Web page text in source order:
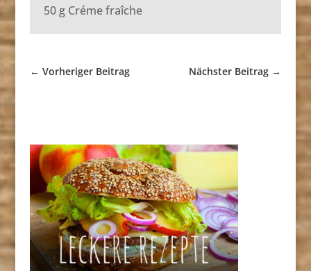
50 g Créme fraîche
← Vorheriger Beitrag Nächster Beitrag →